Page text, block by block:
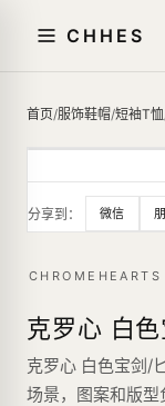
CHHES
首页/服饰鞋帽/短袖T恤
分享到： 微信
CHROMEHEARTS
克罗心 白
克罗心 白色宝剑/
场景，图案和版